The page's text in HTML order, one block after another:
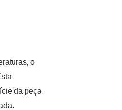
o
da peça